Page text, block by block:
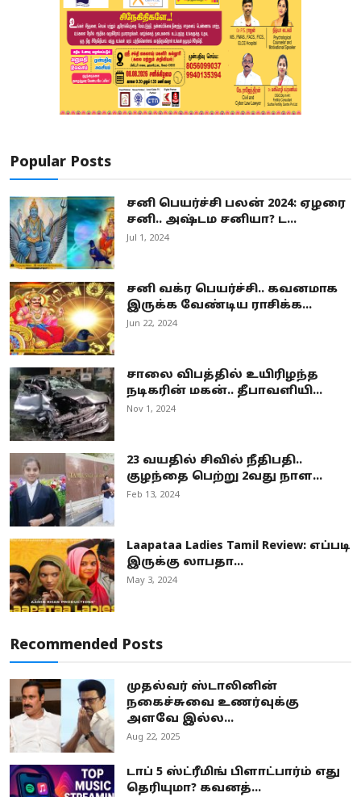
Popular Posts
சனி பெயர்ச்சி பலன் 2024: ஏழரை
சனி.. அஷ்டம சனியா? ட...
Jul 1, 2024
சனி வக்ர பெயர்ச்சி.. கவனமாக
இருக்க வேண்டிய ராசிக்க...
Jun 22, 2024
சாலை விபத்தில் உயிரிழந்த
நடிகரின் மகன்.. தீபாவளியி...
Nov 1, 2024
23 வயதில் சிவில் நீதிபதி..
குழந்தை பெற்று 2வது நாள...
Feb 13, 2024
Laapataa Ladies Tamil Review: எப்படி
இருக்கு லாபதா...
May 3, 2024
Recommended Posts
முதல்வர் ஸ்டாலினின்
நகைச்சுவை உணர்வுக்கு
அளவே இல்ல...
Aug 22, 2025
டாப் 5 ஸ்ட்ரீமிங் பிளாட்பார்ம் எது
தெரியுமா? கவனத்...